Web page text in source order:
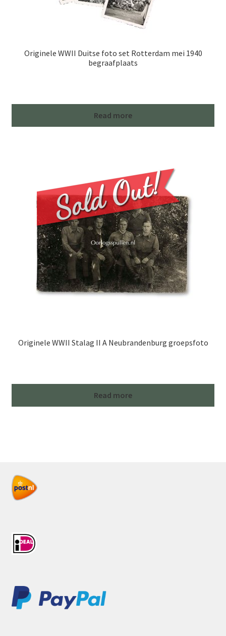
Originele WWII Duitse foto set Rotterdam mei 1940
begraafplaats
Read more
Originele WWII Stalag II A Neubrandenburg groepsfoto
Read more